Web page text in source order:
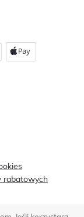
rabatowych